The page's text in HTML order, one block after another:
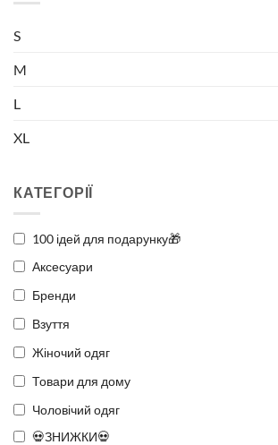
S
M
L
XL
КАТЕГОРІЇ
100 ідей для подарунку🎁
Аксесуари
Бренди
Взуття
Жіночий одяг
Товари для дому
Чоловічий одяг
💀ЗНИЖКИ💀